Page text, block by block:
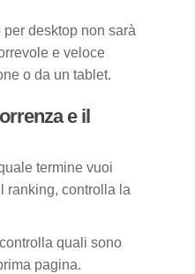
desktop non sarà
e veloce
o da un tablet.
e il
termine vuoi
ranking, controlla la
quali sono
pagina.